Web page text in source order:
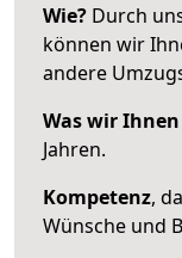
Wie? Durch
können wir
andere
Was wir
Jahren.
Kompetenz,
Wünsche und